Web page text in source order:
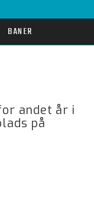
BANER
andet år i
på